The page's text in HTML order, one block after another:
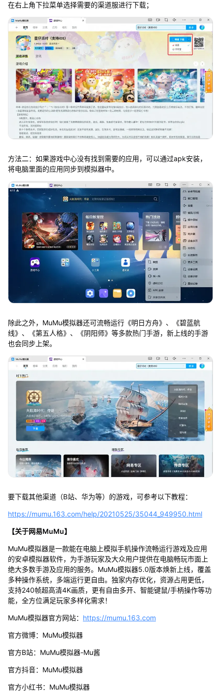
在右上角下拉菜单选择需要的渠道服进行下载；
方法二：如果游戏中心没有找到需要的应用，可以通过apk安装，
将电脑里面的应用同步到模拟器中。
除此之外，MuMu模拟器还可流畅运行《明日方舟》、《碧蓝航
线》、《第五人格》、《阴阳师》等多款热门手游，新上线的手游
也会同步上架。
要下载其他渠道（B站、华为等）的游戏，可参考以下教程：
https://mumu.163.com/help/20210525/35044_949950.html
【关于网易MuMu】
MuMu模拟器是一款能在电脑上模拟手机操作流畅运行游戏及应用
的安卓模拟器软件，为手游玩家及大众用户提供在电脑畅玩市面上
绝大多数手游及应用的服务。MuMu模拟器5.0版本焕新上线，覆盖
多种操作系统，多端运行更自由。独家内存优化，资源占用更低，
支持240帧超高清4K画质，更有自由多开、智能键鼠/手柄操作等功
能，全方位满足玩家多样化需求！
MuMu模拟器官方网站： https://mumu.163.com
官方微博：MuMu模拟器
官方B站：MuMu模拟器-Mu酱
官方抖音：MuMu模拟器
官方小红书：MuMu模拟器